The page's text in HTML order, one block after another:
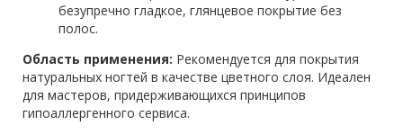
безупречно гладкое, глянцевое покрытие без
полос.
Область применения: Рекомендуется для покрытия
натуральных ногтей в качестве цветного слоя. Идеален
для мастеров, придерживающихся принципов
гипоаллергенного сервиса.